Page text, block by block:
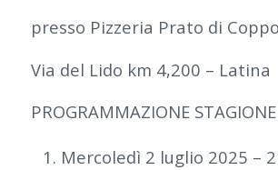
presso Pizzeria Prato di
Via del Lido km 4,200 – Latina
PROGRAMMAZIONE
Mercoledì 2 luglio 2025 –